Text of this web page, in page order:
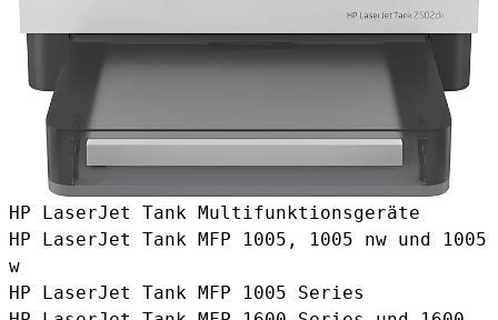
HP LaserJet Tank Multifunktionsgeräte
HP LaserJet Tank MFP 1005, 1005 nw und 1005
w
HP LaserJet Tank MFP 1005 Series